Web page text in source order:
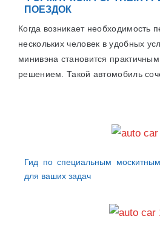
ПОЕЗДОК
Когда возникает необходимость
нескольких человек в удобных
минивэна становится
решением. Такой автомобиль
Гид по специальным
для ваших задач